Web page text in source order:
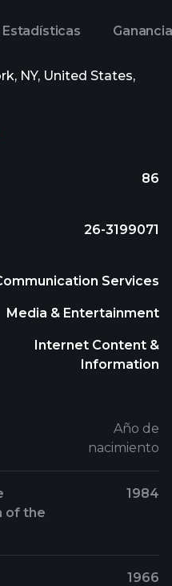
Estadísticas
NY, United States,
86
26-3199071
Services
Media & Entertainment
Internet Content &
Information
Año de
nacimiento
of the
1984
1966